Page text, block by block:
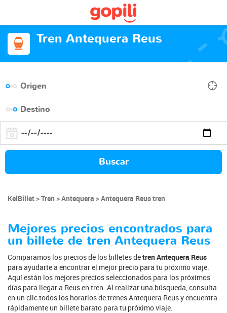
Tren Antequera Reus
Buscar
KelBillet Tren Antequera Antequera Reus tren
Mejores precios encontrados para
un billete de tren Antequera Reus
Comparamos los precios de los billetes detren Antequera Reus
para ayudarte a encontrar el mejor precio para tu próximo viaje.
Aquí están los mejores precios seleccionados para los próximos
días para llegar a Reus en tren. Al realizar una búsqueda, consulta
en un clic todos los horarios de trenes Antequera Reus y encuentra
rápidamente un billete barato para tu próximo viaje.